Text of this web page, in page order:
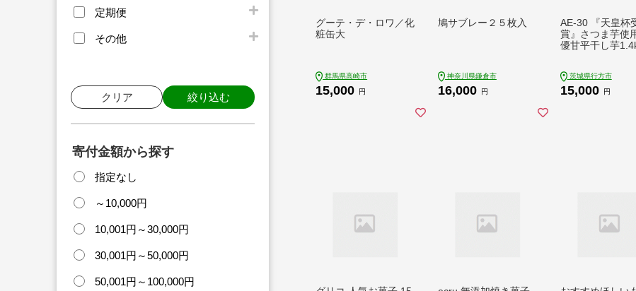
定期便
その他
クリア 絞り込む
寄付金額から探す
指定なし
～10,000円
10,001円～30,000円
30,001円～50,000円
50,001円～100,000円
グーテ・デ・ロワ／化
粧缶大
群馬県高崎市
15,000 円
鳩サブレー２５枚入
神奈川県鎌倉市
16,000 円
AE-30 『天皇杯
賞』さつま芋使
優甘平干し芋
茨城県行方市
15,000 円